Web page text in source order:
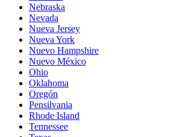
Nebraska
Nevada
Nueva Jersey
Nueva York
Nuevo Hampshire
Nuevo México
Ohio
Oklahoma
Oregón
Pensilvania
Rhode Island
Tennessee